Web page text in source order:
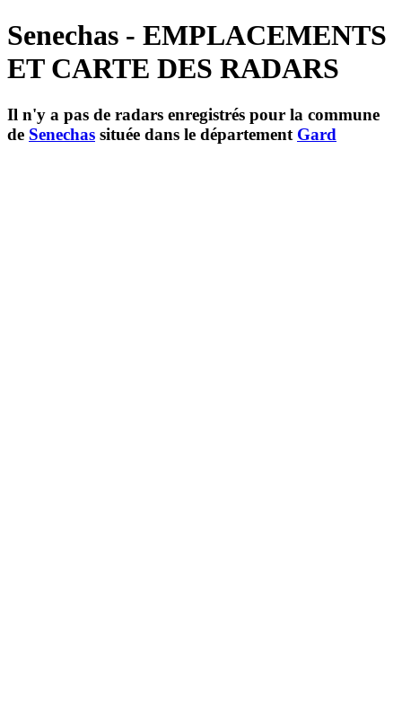
Senechas - EMPLACEMENTS
ET CARTE DES RADARS
Il n'y a pas de radars enregistrés pour la commune
de Senechas située dans le département Gard